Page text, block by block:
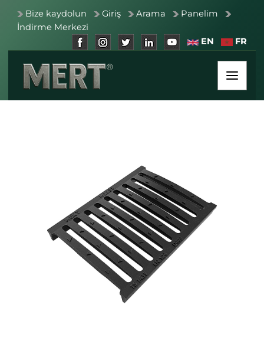
Bize kaydolun Giriş Arama
Panelim
İndirme Merkezi
EN
FR